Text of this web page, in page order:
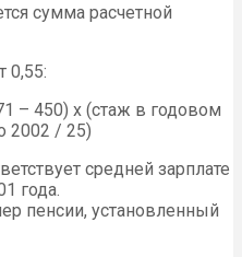
сумма расчетной
0,55:
– 450) х (стаж в годовом
2002 / 25)
средней зарплате
года.
пенсии, установленный